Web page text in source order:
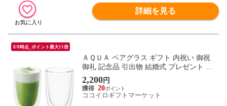
詳細を見る
8/8時点_ポイント最大11倍
ＡＱＵＡ ペアグラス ギフト 内祝い 御祝
御礼 記念品 引出物 結婚式 プレゼント 出
産内祝い 結婚お祝い
2,200円
20
ココイロギフトマーケット